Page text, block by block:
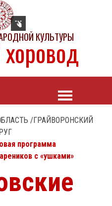
КУЛЬТУРЫ
/ГРАЙВОРОНСКИЙ
программа
с «ушками»